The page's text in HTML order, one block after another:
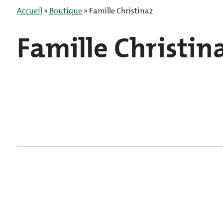
Accueil » Boutique» Famille Christinaz
Famille